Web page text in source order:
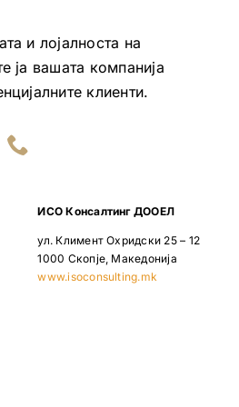
и лојалноста на
ја вашата компанија
клиенти.
ИСО Консалтинг ДООЕЛ
ул. Климент Охридски 25 – 12
1000 Скопје, Македонија
www.isoconsulting.mk